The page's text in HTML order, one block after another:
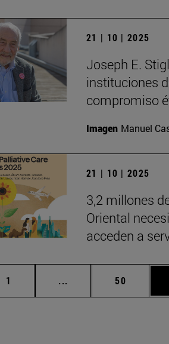
21 | 10 | 2025
Joseph E.
instituciones
compromiso
Imagen Manuel
21 | 10 | 2025
3,2 millones
Oriental
acceden a
Página
1 ... Páginas intermedias
Página
50